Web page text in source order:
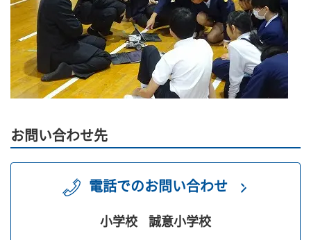
お問い合わせ先
電話でのお問い合わせ
小学校 誠意小学校